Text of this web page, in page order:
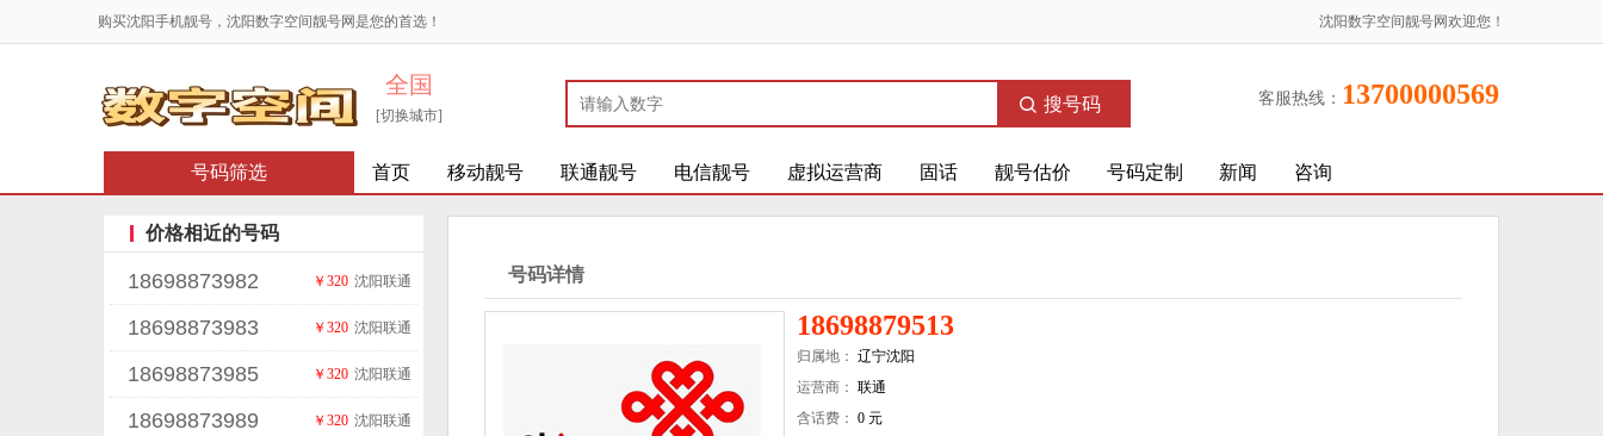
沈阳数字空间靓号网欢迎您！
购买沈阳手机靓号，沈阳数字空间靓号网是您的首选！
全国
[切换城市]
搜号码 客服热线： 13700000569
号码筛选 首页 移动靓号 联通靓号 电信靓号 虚拟运营商 固话 靓号估价 号码定制 新闻 咨询
价格相近的号码
18698873982 沈阳联通
￥320
18698873983 沈阳联通
￥320
18698873985 沈阳联通
￥320
18698873989 沈阳联通
￥320
号码详情
18698879513
归属地： 辽宁沈阳
运营商： 联通
含话费： 0 元